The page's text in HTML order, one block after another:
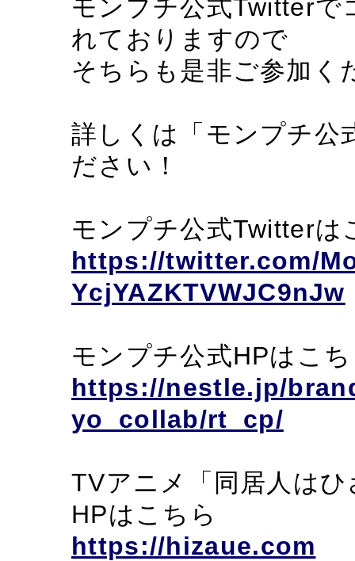
モンプチ公式Twitterで
れておりますので
そちらも是非ご参加く
詳しくは「モンプチ公
ださい！
モンプチ公式Twitterは
https://twitter.com/
YcjYAZKTVWJC9nJw
モンプチ公式HPはこ
https://nestle.jp/
yo_collab/rt_cp/
TVアニメ「同居人は
HPはこちら
https://hizaue.com